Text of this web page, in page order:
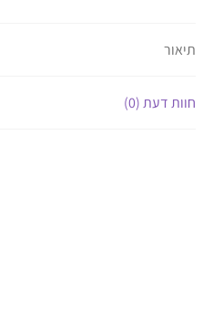
תיאור
חוות דעת (0)